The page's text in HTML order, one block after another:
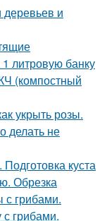
и
литровую банку
(компостный
укрыть розы.
делать не
куста
Обрезка
с грибами.
с грибами.